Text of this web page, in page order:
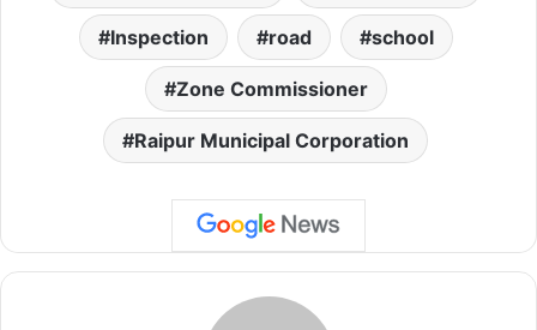
Inspection road school
Zone Commissioner
​​Raipur Municipal Corporation